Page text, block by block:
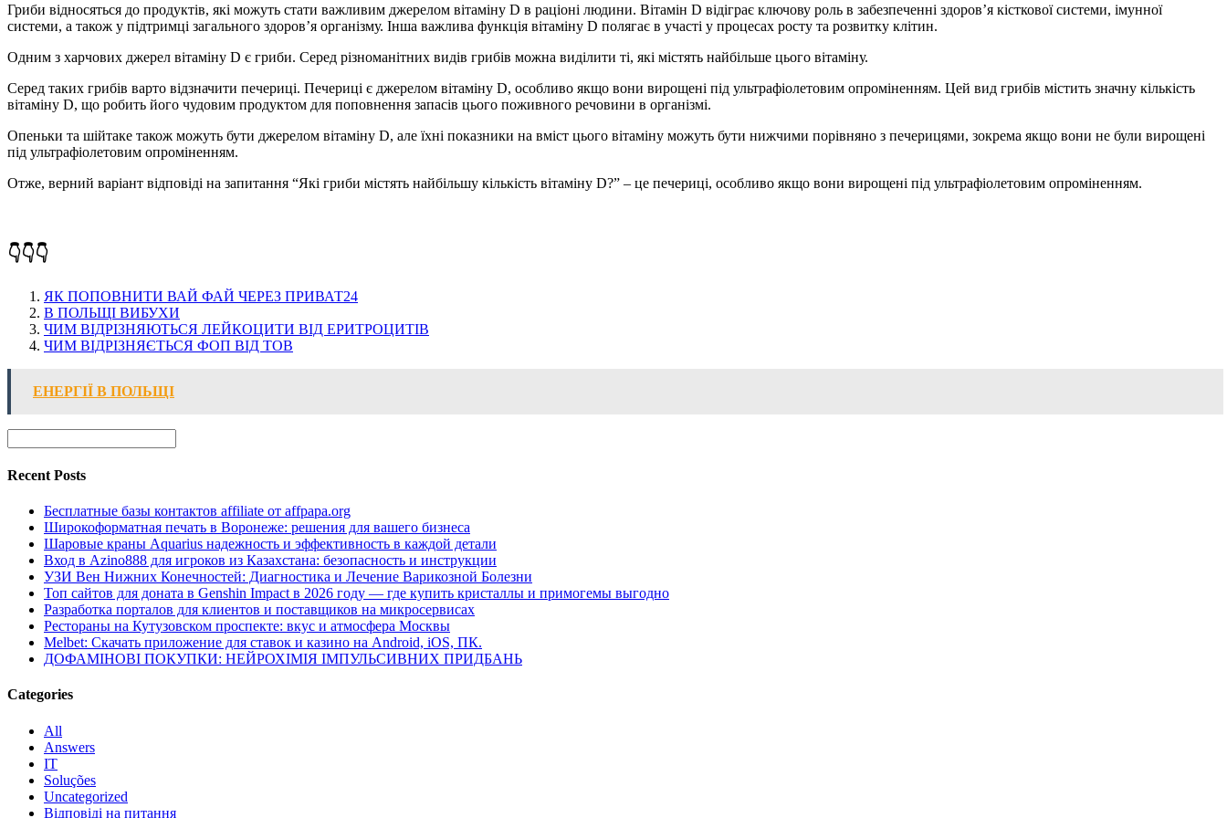
Гриби відносяться до продуктів, які можуть стати важливим джерелом вітаміну D в раціоні людини. Вітамін D відіграє ключову роль в забезпеченні здоров’я кісткової системи, імунної
системи, а також у підтримці загального здоров’я організму. Інша важлива функція вітаміну D полягає в участі у процесах росту та розвитку клітин.
Одним з харчових джерел вітаміну D є гриби. Серед різноманітних видів грибів можна виділити ті, які містять найбільше цього вітаміну.
Серед таких грибів варто відзначити печериці. Печериці є джерелом вітаміну D, особливо якщо вони вирощені під ультрафіолетовим опроміненням. Цей вид грибів містить значну кількість
вітаміну D, що робить його чудовим продуктом для поповнення запасів цього поживного речовини в організмі.
Опеньки та шійтаке також можуть бути джерелом вітаміну D, але їхні показники на вміст цього вітаміну можуть бути нижчими порівняно з печерицями, зокрема якщо вони не були вирощені
під ультрафіолетовим опроміненням.
Отже, верний варіант відповіді на запитання “Які гриби містять найбільшу кількість вітаміну D?” – це печериці, особливо якщо вони вирощені під ультрафіолетовим опроміненням.
👇👇👇
ЯК ПОПОВНИТИ ВАЙ ФАЙ ЧЕРЕЗ ПРИВАТ24
В ПОЛЬЩІ ВИБУХИ
ЧИМ ВІДРІЗНЯЮТЬСЯ ЛЕЙКОЦИТИ ВІД ЕРИТРОЦИТІВ
ЧИМ ВІДРІЗНЯЄТЬСЯ ФОП ВІД ТОВ
ЕНЕРГІЇ В ПОЛЬЩІ
Recent Posts
Бесплатные базы контактов affiliate от affpapa.org
Широкоформатная печать в Воронеже: решения для вашего бизнеса
Шаровые краны Aquarius надежность и эффективность в каждой детали
Вход в Azino888 для игроков из Казахстана: безопасность и инструкции
УЗИ Вен Нижних Конечностей: Диагностика и Лечение Варикозной Болезни
Топ сайтов для доната в Genshin Impact в 2026 году — где купить кристаллы и примогемы выгодно
Разработка порталов для клиентов и поставщиков на микросервисах
Рестораны на Кутузовском проспекте: вкус и атмосфера Москвы
Melbet: Скачать приложение для ставок и казино на Android, iOS, ПК.
ДОФАМІНОВІ ПОКУПКИ: НЕЙРОХІМІЯ ІМПУЛЬСИВНИХ ПРИДБАНЬ
Categories
All
Answers
IT
Soluções
Uncategorized
Відповіді на питання